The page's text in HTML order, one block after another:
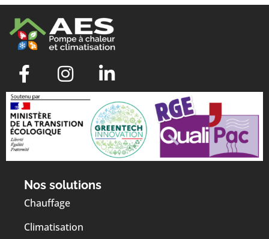
Nos solutions
Chauffage
Climatisation